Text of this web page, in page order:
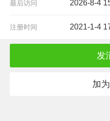
2026-8-4
最后访问
2021-1-4
注册时间
发
加